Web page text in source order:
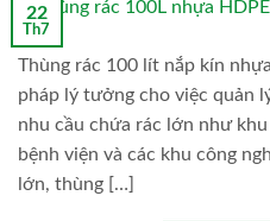
22
Th7
Thùng rác 100 lít nắp kín
pháp lý tưởng cho việc quản
nhu cầu chứa rác lớn như
bệnh viện và các khu công
lớn, thùng […]